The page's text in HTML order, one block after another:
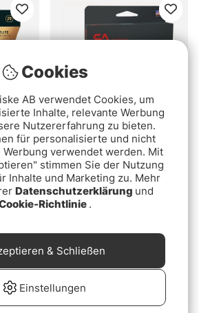
SA Sonar Titan Sink Tip
WF Fly Line F/I
€129.90
Cookies
AB verwendet Cookies, um
Inhalte, relevante Werbung
Nutzererfahrung zu bieten.
für personalisierte und nicht
verwendet werden. Mit
stimmen Sie der Nutzung
Inhalte und Marketing zu. Mehr
Datenschutzerklärung und
Richtlinie .
Einstellungen
& Schließen